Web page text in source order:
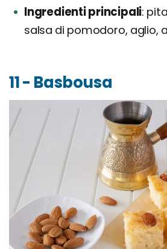
Ingredienti principali
salsa di pomodoro, aglio,
11 - Basbousa